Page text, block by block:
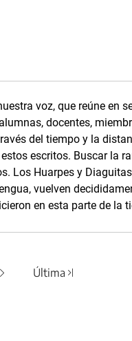
voz, que reúne en
docentes,
del tiempo y la
escritos. Buscar la
Los Huarpes y
vuelven
en esta parte de la
Última